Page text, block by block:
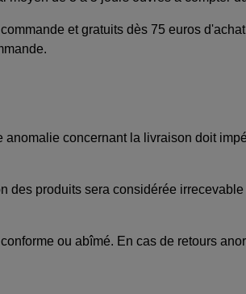
et gratuits dès 75 euros
concernant la livraison doit
produits sera considérée
ou abîmé. En cas de retours